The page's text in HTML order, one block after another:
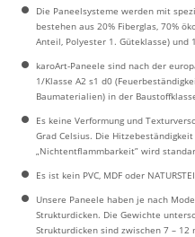
Die Paneelsysteme werden mit
bestehen aus 20% Fiberglas, 70%
Anteil, Polyester 1. Güteklasse) und
karoArt-Paneele sind nach der
1/Klasse A2 s1 d0
Baumaterialien) in der
Es keine Verformung und
Grad Celsius. Die
„Nichtentflammbarkeit” wird
Es ist kein PVC, MDF oder
Unsere Paneele haben je nach
Strukturdicken. Die Gewichte
Strukturdicken sind zwischen 7 –